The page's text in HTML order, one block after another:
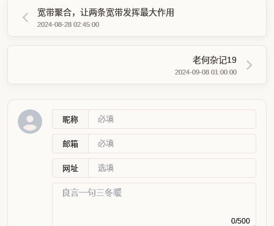
宽带聚合，让两条宽带发挥最大作用
2024-08-28 02:45:00
老何杂记19
2024-09-08 01:00:00
昵称
邮箱
网址
0/500